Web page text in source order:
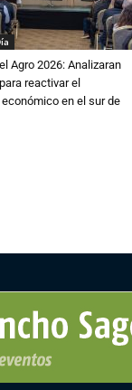
Agro 2026: Analizaran
reactivar el
en el sur de